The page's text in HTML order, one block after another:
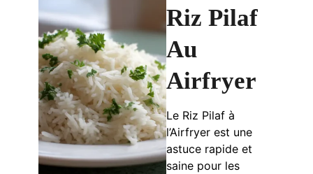
Riz Pilaf
Au
Airfryer
Le Riz Pilaf à
l’Airfryer est une
astuce rapide et
saine pour les